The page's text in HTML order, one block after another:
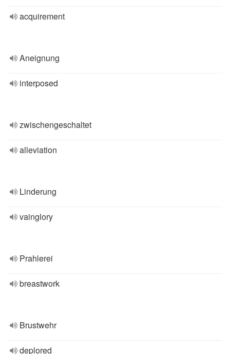
acquirement
Aneignung
interposed
zwischengeschaltet
alleviation
Linderung
vainglory
Prahlerei
breastwork
Brustwehr
deplored